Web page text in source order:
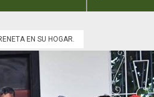
EN SU HOGAR.